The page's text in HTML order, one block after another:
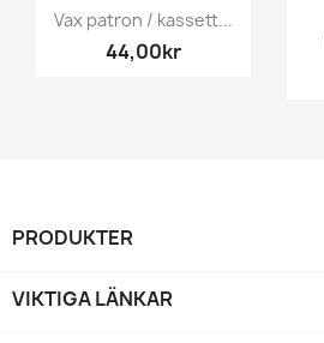
Vax patron / kassett...
44,00kr
PRODUKTER
VIKTIGA LÄNKAR